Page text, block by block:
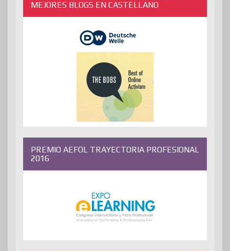
MEJORES BLOGS EN CASTELLANO
PREMIO AEFOL TRAYECTORIA PROFESIONAL
2016